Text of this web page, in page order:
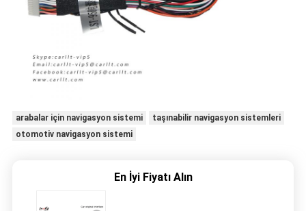
arabalar için navigasyon sistemi
taşınabilir navigasyon sistemleri
otomotiv navigasyon sistemi
En İyi Fiyatı Alın